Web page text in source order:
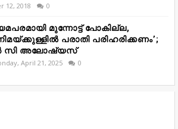
12, 2018 0
മുന്നോട്ട് പോകില്ല,
പരാതി പരിഹരിക്കണം’;
സി അലോഷ്യസ്
April 21, 2025 0